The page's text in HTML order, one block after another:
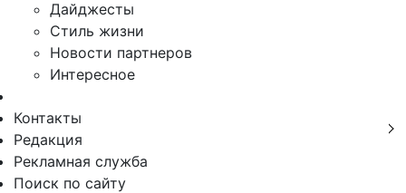
Дайджесты
Стиль жизни
Новости партнеров
Интересное
Контакты
Редакция
Рекламная служба
Поиск по сайту